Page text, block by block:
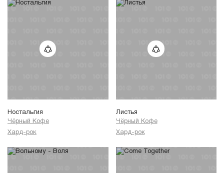
Ностальгия
Чёрный Кофе
Хард-рок
Листья
Чёрный Кофе
Хард-рок